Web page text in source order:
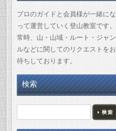
プロのガイドと会員様が一緒にな
って運営していく登山教室です。
常時、山・山域・ルート・ジャン
ルなどに関してのリクエストをお
待ちしております。
検索